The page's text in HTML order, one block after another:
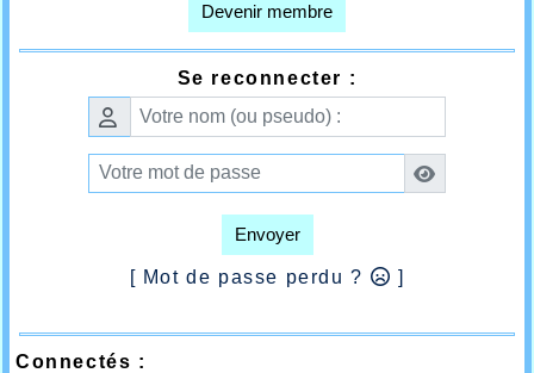
Devenir membre
Se reconnecter :
Envoyer
[ Mot de passe perdu ? ]
Connectés :